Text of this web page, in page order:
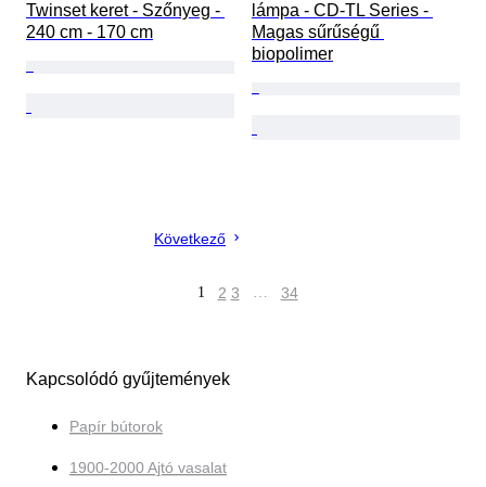
Twinset keret - Szőnyeg -
240 cm - 170 cm
lámpa - CD-TL Series -
Magas sűrűségű
biopolimer
Következő
1 2 3 … 34
Kapcsolódó gyűjtemények
Papír bútorok
1900-2000 Ajtó vasalat